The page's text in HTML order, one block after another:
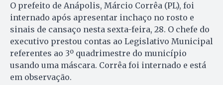
O prefeito de Anápolis, Márcio Corrêa (PL), foi
internado após apresentar inchaço no rosto e
sinais de cansaço nesta sexta-feira, 28. O chefe do
executivo prestou contas ao Legislativo Municipal
referentes ao 3º quadrimestre do município
usando uma máscara. Corrêa foi internado e está
em observação.